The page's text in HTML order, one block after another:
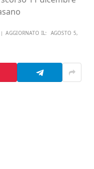
AGGIORNATO IL: AGOSTO 5,